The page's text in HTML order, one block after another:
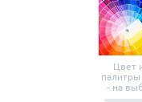
Цвет
палитры
- на